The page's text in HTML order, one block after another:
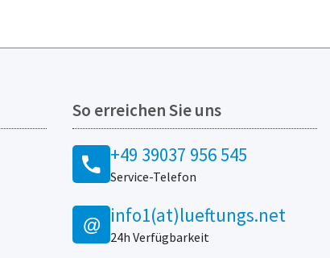
So erreichen Sie uns
+49 39037 956 545
Service-Telefon
@ info1(at)lueftungs.net
24h Verfügbarkeit